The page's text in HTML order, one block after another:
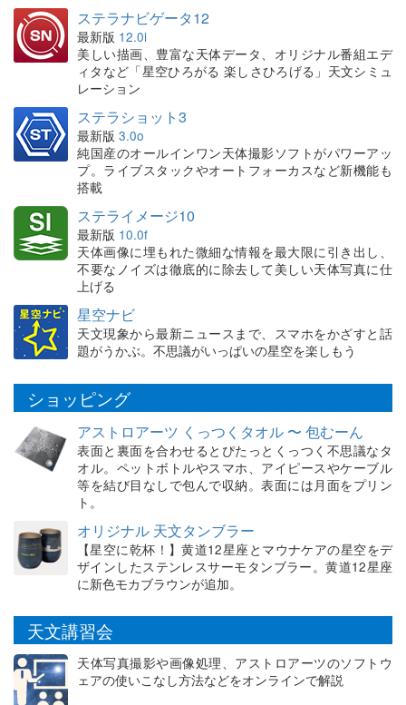
ステラナビゲータ12
最新版 12.0i
美しい描画、豊富な天体データ、オリジナル番組エデ
ィタなど「星空ひろがる 楽しさひろげる」天文シミュ
レーション
ステラショット3
最新版 3.0o
純国産のオールインワン天体撮影ソフトがパワーアッ
プ。ライブスタックやオートフォーカスなど新機能も
搭載
ステライメージ10
最新版 10.0f
天体画像に埋もれた微細な情報を最大限に引き出し、
不要なノイズは徹底的に除去して美しい天体写真に仕
上げる
星空ナビ
天文現象から最新ニュースまで、スマホをかざすと話
題がうかぶ。不思議がいっぱいの星空を楽しもう
ショッピング
アストロアーツ くっつくタオル 〜 包むーん
表面と裏面を合わせるとぴたっとくっつく不思議なタ
オル。ペットボトルやスマホ、アイピースやケーブル
等を結び目なしで包んで収納。表面には月面をプリン
ト。
オリジナル 天文タンブラー
【星空に乾杯！】黄道12星座とマウナケアの星空をデ
ザインしたステンレスサーモタンブラー。黄道12星座
に新色モカブラウンが追加。
天文講習会
天体写真撮影や画像処理、アストロアーツのソフトウ
ェアの使いこなし方法などをオンラインで解説